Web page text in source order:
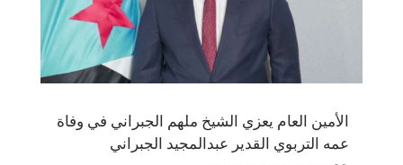
الأمين العام يعزي الشيخ ملهم الجبراني في وفاة
عمه التربوي القدير عبدالمجيد الجبراني